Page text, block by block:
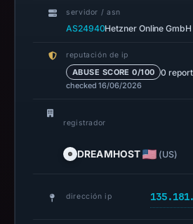
may
changed
since
summarizes
bound
servidor / asn
AS24940Hetzner Online GmbH
reputación de ip
ABUSE SCORE 0/100 0
checked 16/06/2026
registrador
DREAMHOST (US)
dirección ip